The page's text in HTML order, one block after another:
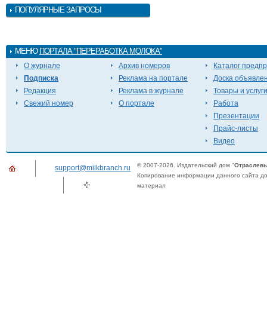
ПОПУЛЯРНЫЕ ЗАПРОСЫ
МЕНЮ ПОРТАЛА "ПЕРЕРАБОТКА МОЛОКА"
О журнале
Подписка
Редакция
Свежий номер
Архив номеров
Реклама на портале
Реклама в журнале
О портале
Каталог
Доска
Товары и услуги
Работа
Презентации
Прайс-листы
Видео
support@milkbranch.ru © 2007-2026. Издательский дом "
Копирование информации данного сайта
материал